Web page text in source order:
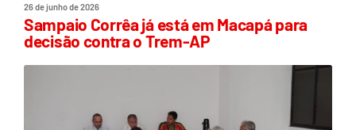
26 de junho de 2026
Sampaio Corrêa já está em Macapá para
decisão contra o Trem-AP